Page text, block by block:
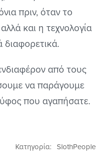
πριν, όταν το
και η τεχνολογία
διαφορετικά.
από τους
να παράγουμε
που αγαπήσατε.
Κατηγορία: SlothPeople